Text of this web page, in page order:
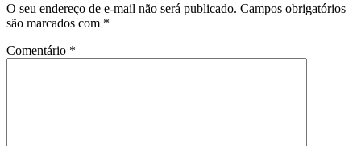
O seu endereço de e-mail não será publicado. Campos obrigatórios
são marcados com *
Comentário *